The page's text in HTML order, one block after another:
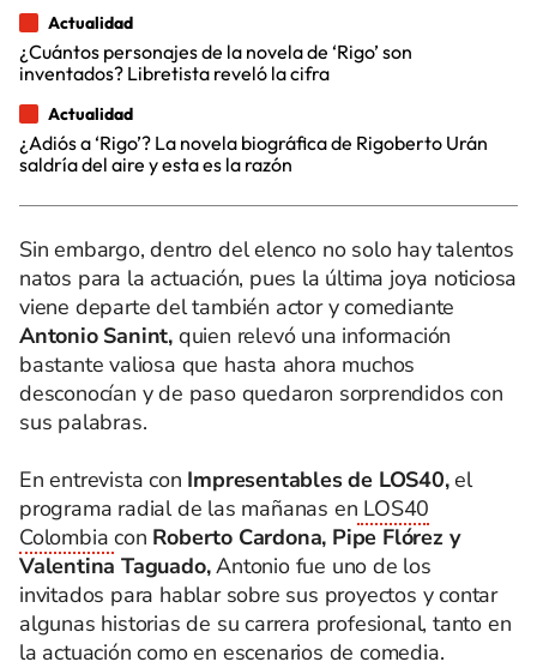
Actualidad
¿Cuántos personajes de la novela de ‘Rigo’ son
inventados? Libretista reveló la cifra
Actualidad
¿Adiós a ‘Rigo’? La novela biográfica de Rigoberto Urán
saldría del aire y esta es la razón
Sin embargo, dentro del elenco no solo hay talentos
natos para la actuación, pues la última joya noticiosa
viene departe del también actor y comediante
Antonio Sanint, quien relevó una información
bastante valiosa que hasta ahora muchos
desconocían y de paso quedaron sorprendidos con
sus palabras.
En entrevista con Impresentables de LOS40,el
programa radial de las mañanas en LOS40
Colombiacon Roberto Cardona, Pipe Flórez y
Valentina Taguado,Antonio fue uno de los
invitados para hablar sobre sus proyectos y contar
algunas historias de su carrera profesional, tanto en
la actuación como en escenarios de comedia.